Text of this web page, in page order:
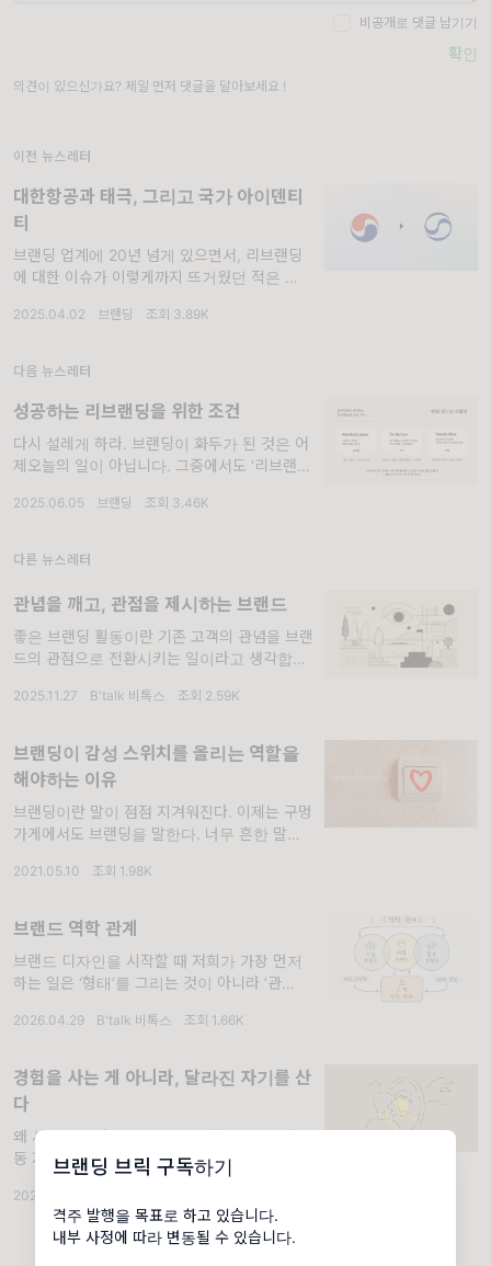
브랜딩 브릭 구독하기
격주 발행을 목표로 하고 있습니다.
내부 사정에 따라 변동될 수 있습니다.
비공개로 댓글 남기기
확인
의견이 있으신가요? 제일 먼저 댓글을 달아보세요 !
이전 뉴스레터
대한항공과 태극, 그리고 국가 아이덴티
티
브랜딩 업계에 20년 넘게 있으면서, 리브랜딩
에 대한 이슈가 이렇게까지 뜨거웠던 적은 처음
공 리브랜딩이 바로 그 이야기의 주인공입니다.
2025.04.02 브랜딩 조회 3.89K
다음 뉴스레터
성공하는 리브랜딩을 위한 조건
다시 설레게 하라. 브랜딩이 화두가 된 것은 어
제오늘의 일이 아닙니다. 그중에서도 ‘리브랜
중 하나라고 할 수 있습니다. 저는 오래전부터
2025.06.05 브랜딩 조회 3.46K
다른 뉴스레터
관념을 깨고, 관점을 제시하는 브랜드
좋은 브랜딩 활동이란 기존 고객의 관념을 브랜
드의 관점으로 전환시키는 일이라고 생각합니
생각을 새로운 시선으로 바라보게 하고, 다르게
2025.11.27 B'talk 비톡스 조회 2.59K
브랜딩이 감성 스위치를 올리는 역할을
해야하는 이유
브랜딩이란 말이 점점 지겨워진다. 이제는 구멍
가게에서도 브랜딩을 말한다. 너무 흔한 말이됐
하루도 거르지 않고 사람들의 입에서 오르내리
2021.05.10 조회 1.98K
브랜드 역학 관계
브랜드 디자인을 시작할 때 저희가 가장 먼저
하는 일은 ‘형태’를 그리는 것이 아니라 ‘관
하지 않습니다. 언제나 어떤 맥락 속에 놓여
2026.04.29 B'talk 비톡스 조회 1.66K
경험을 사는 게 아니라, 달라진 자기를 산
다
왜 사람들은 필라테스에 돈을 쓸까요? 사실 운
동 자체가 목적이라면 홈트레이닝 앱으로도 충
분합니다. 편의점에서 몇 천원이면 구매 가능한
핸드크림을 두고, 3만이 넘는 이솝 핸드크림을
2026.02.09